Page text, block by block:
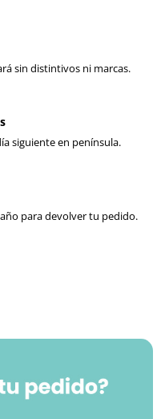
sin distintivos ni marcas.
siguiente en península.
para devolver tu pedido.